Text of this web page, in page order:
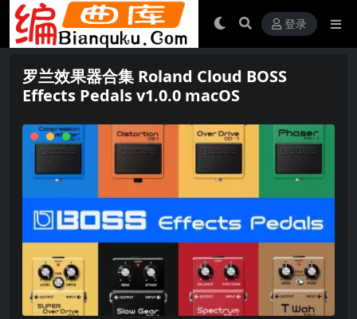
登录
罗兰效果器合集 Roland Cloud BOSS
Effects Pedals v1.0.0 macOS